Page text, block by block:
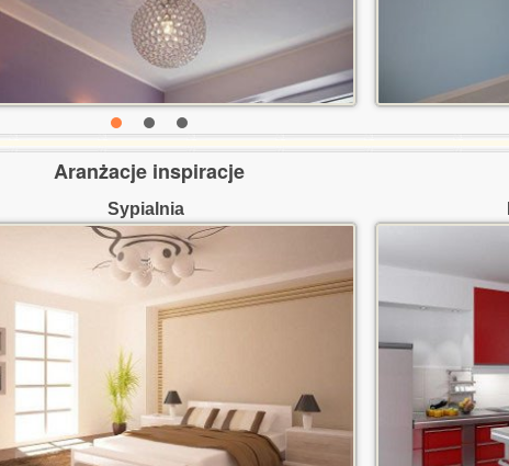
Aranżacje inspiracje
Sypialnia